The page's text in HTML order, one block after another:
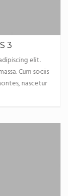
3
elit.
Cum sociis
nascetur